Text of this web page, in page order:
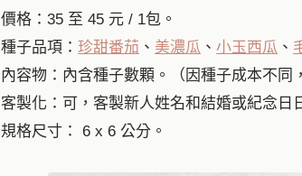
價格：35 至 45 元 / 1包。
種子品項： 珍甜番茄 、 美濃瓜 、 小玉西瓜 、
內容物：內含種子數顆。（因種子成本不同
客製化：可，客製新人姓名和結婚或紀念日
規格尺寸： 6 x 6 公分。